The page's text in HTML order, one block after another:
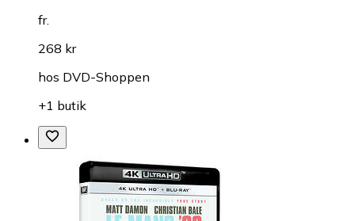
fr.
268 kr
hos DVD-Shoppen
+1 butik